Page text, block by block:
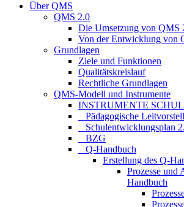
Über QMS
QMS 2.0
Die Umsetzung von QMS
Von der Entwicklung von
Grundlagen
Ziele und Funktionen
Qualitätskreislauf
Rechtliche Grundlagen
QMS-Modell und Instrumente
INSTRUMENTE
_ Pädagogische
_ Schulentwicklungsplan
_ BZG
_ Q-Handbuch
Erstellung des Q-
Prozesse und
Handbuch